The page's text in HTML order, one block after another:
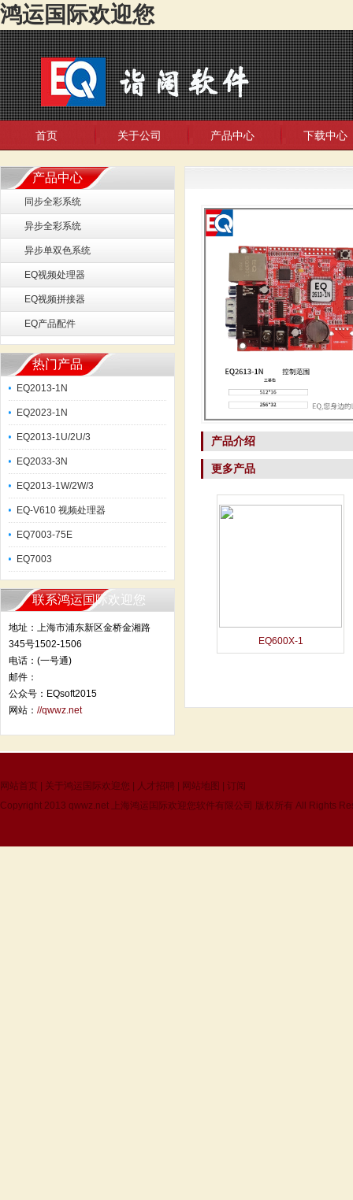
鸿运国际欢迎您
首页 关于公司 产品中心 下载中心
产品中心
同步全彩系统
异步全彩系统
异步单双色系统
EQ视频处理器
EQ视频拼接器
EQ产品配件
热门产品
EQ2013-1N
EQ2023-1N
EQ2013-1U/2U/3
EQ2033-3N
EQ2013-1W/2W/3
EQ-V610 视频处理器
EQ7003-75E
EQ7003
联系鸿运国际欢迎您
地址：上海市浦东新区金桥金湘路
345号1502-1506
电话：(一号通)
邮件：
公众号：EQsoft2015
网站： //qwwz.net
产品介绍
更多产品
EQ600X-1
网站首页 关于鸿运国际欢迎您 人才招聘 网站地图
订阅
Copyright 2013 qwwz.net 上海鸿运国际欢迎您软件有限公司 版权所有 All Rights